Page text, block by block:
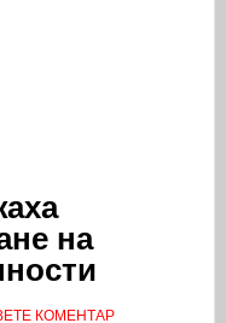
на
КОМЕНТАР